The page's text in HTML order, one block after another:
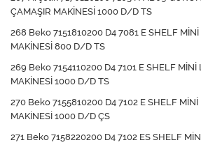
ÇAMAŞIR MAKİNESİ 1000 D/D TS
268 Beko 7151810200 D4 7081 E SHELF MİNİ
MAKİNESİ 800 D/D TS
269 Beko 7154110200 D4 7101 E SHELF MİNİ
MAKİNESİ 1000 D/D TS
270 Beko 7155810200 D4 7102 E SHELF MİNİ
MAKİNESİ 1000 D/D ÇS
271 Beko 7158220200 D4 7102 ES SHELF